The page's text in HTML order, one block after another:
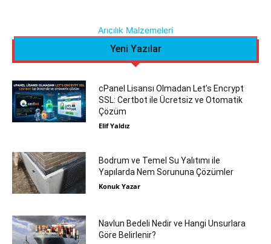
Arıcılık Malzemeleri
Yeni Yazılar
cPanel Lisansı Olmadan Let’s Encrypt
SSL: Certbot ile Ücretsiz ve Otomatik
Çözüm
Elif Yaldız
Bodrum ve Temel Su Yalıtımı ile
Yapılarda Nem Sorununa Çözümler
Konuk Yazar
Navlun Bedeli Nedir ve Hangi Unsurlara
Göre Belirlenir?